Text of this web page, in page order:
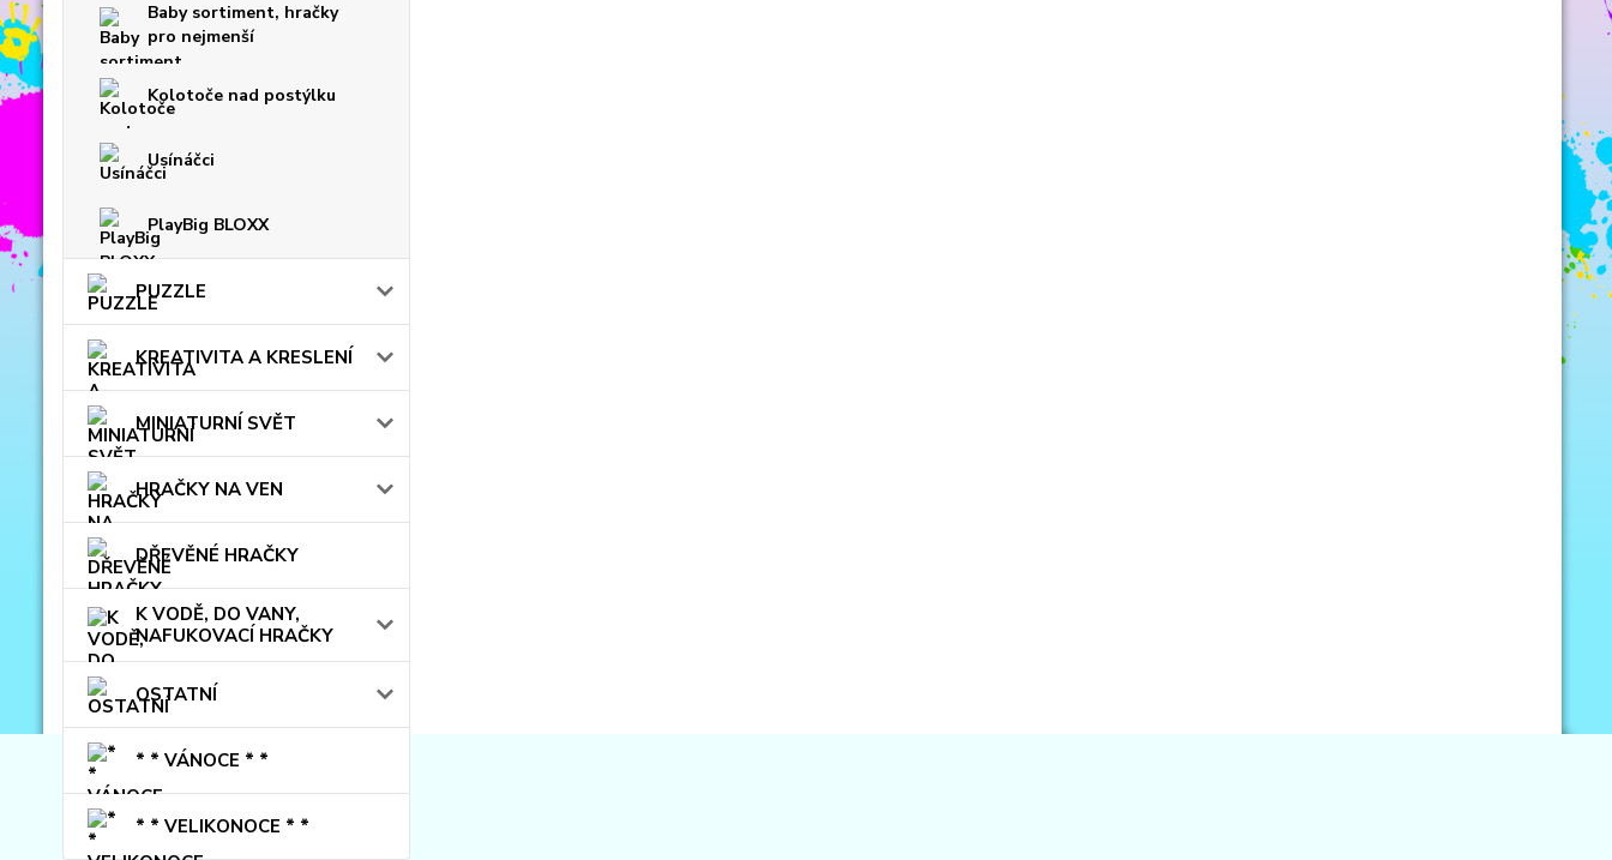
Baby sortiment, hračky
pro nejmenší
Kolotoče nad postýlku
Usínáčci
PlayBig BLOXX
PUZZLE
KREATIVITA A KRESLENÍ
MINIATURNÍ SVĚT
HRAČKY NA VEN
DŘEVĚNÉ HRAČKY
K VODĚ, DO VANY,
NAFUKOVACÍ HRAČKY
OSTATNÍ
* * VÁNOCE * *
* * VELIKONOCE * *